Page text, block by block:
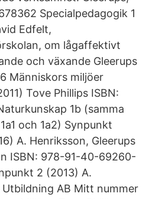
Specialpedagogik 1
Edfelt,
om lågaffektivt
och växande Gleerups
Människors miljöer
Tove Phillips ISBN:
1b (samma
och 1a2) Synpunkt
A. Henriksson, Gleerups
ISBN: 978-91-40-69260-
2 (2013) A.
Utbildning AB Mitt nummer